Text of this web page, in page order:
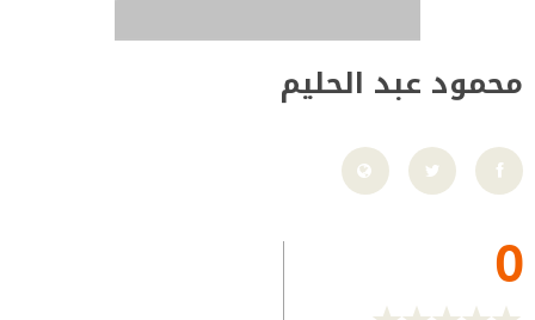
محمود عبد الحليم
0